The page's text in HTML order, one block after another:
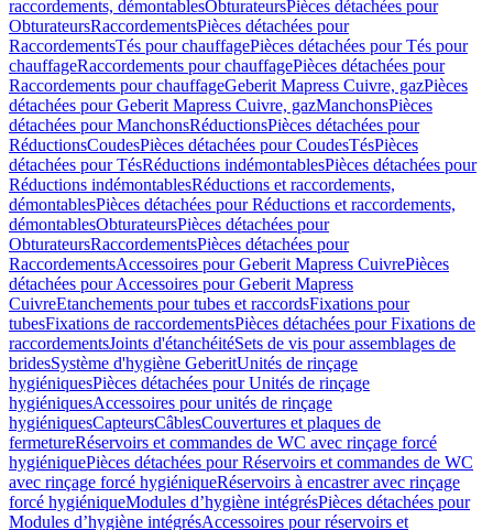
raccordements, démontablesObturateursPièces détachées pour
ObturateursRaccordementsPièces détachées pour
RaccordementsTés pour chauffagePièces détachées pour Tés pour
chauffageRaccordements pour chauffagePièces détachées pour
Raccordements pour chauffageGeberit Mapress Cuivre, gazPièces
détachées pour Geberit Mapress Cuivre, gazManchonsPièces
détachées pour ManchonsRéductionsPièces détachées pour
RéductionsCoudesPièces détachées pour CoudesTésPièces
détachées pour TésRéductions indémontablesPièces détachées pour
Réductions indémontablesRéductions et raccordements,
démontablesPièces détachées pour Réductions et raccordements,
démontablesObturateursPièces détachées pour
ObturateursRaccordementsPièces détachées pour
RaccordementsAccessoires pour Geberit Mapress CuivrePièces
détachées pour Accessoires pour Geberit Mapress
CuivreEtanchements pour tubes et raccordsFixations pour
tubesFixations de raccordementsPièces détachées pour Fixations de
raccordementsJoints d'étanchéitéSets de vis pour assemblages de
bridesSystème d'hygiène GeberitUnités de rinçage
hygiéniquesPièces détachées pour Unités de rinçage
hygiéniquesAccessoires pour unités de rinçage
hygiéniquesCapteursCâblesCouvertures et plaques de
fermetureRéservoirs et commandes de WC avec rinçage forcé
hygiéniquePièces détachées pour Réservoirs et commandes de WC
avec rinçage forcé hygiéniqueRéservoirs à encastrer avec rinçage
forcé hygiéniqueModules d’hygiène intégrésPièces détachées pour
Modules d’hygiène intégrésAccessoires pour réservoirs et